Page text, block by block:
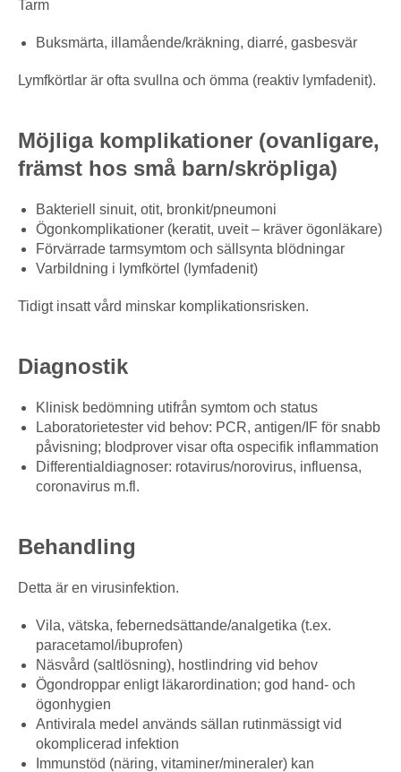
Tarm
Buksmärta, illamående/kräkning, diarré, gasbesvär
Lymfkörtlar är ofta svullna och ömma (reaktiv lymfadenit).
Möjliga komplikationer (ovanligare,
främst hos små barn/skröpliga)
Bakteriell sinuit, otit, bronkit/pneumoni
Ögonkomplikationer (keratit, uveit – kräver ögonläkare)
Förvärrade tarmsymtom och sällsynta blödningar
Varbildning i lymfkörtel (lymfadenit)
Tidigt insatt vård minskar komplikationsrisken.
Diagnostik
Klinisk bedömning utifrån symtom och status
Laboratorietester vid behov: PCR, antigen/IF för snabb
påvisning; blodprover visar ofta ospecifik inflammation
Differentialdiagnoser: rotavirus/norovirus, influensa,
coronavirus m.fl.
Behandling
Detta är en virusinfektion.
Vila, vätska, febernedsättande/analgetika (t.ex.
paracetamol/ibuprofen)
Näsvård (saltlösning), hostlindring vid behov
Ögondroppar enligt läkarordination; god hand- och
ögonhygien
Antivirala medel används sällan rutinmässigt vid
okomplicerad infektion
Immunstöd (näring, vitaminer/mineraler) kan